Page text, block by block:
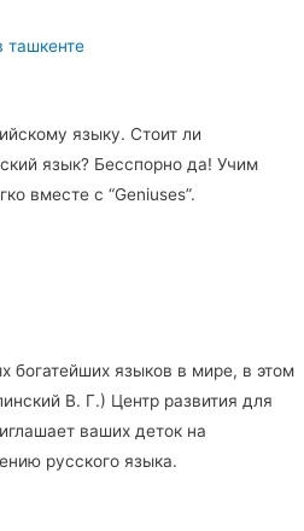
языку. Стоит ли
язык? Бесспорно да! Учим
вместе с “Geniuses”.
богатейших языков в мире, в этом
В. Г.) Центр развития для
ваших деток на
русского языка.